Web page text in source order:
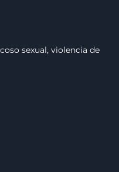
sexual, violencia de